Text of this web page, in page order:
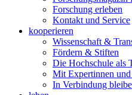
Forschung erleben
Kontakt und Service
kooperieren
Wissenschaft &
Fördern & Stiften
Die Hochschule als
Mit Expertinnen
In Verbindung